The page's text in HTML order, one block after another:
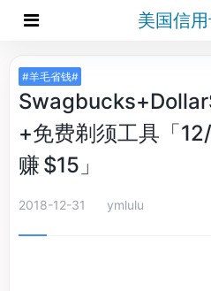
美国信用
#羊毛省钱#
+免费剃须工具「
赚 $15」
2018-12-31 ymlulu